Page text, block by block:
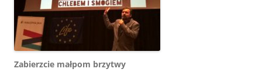
Zabierzcie małpom brzytwy